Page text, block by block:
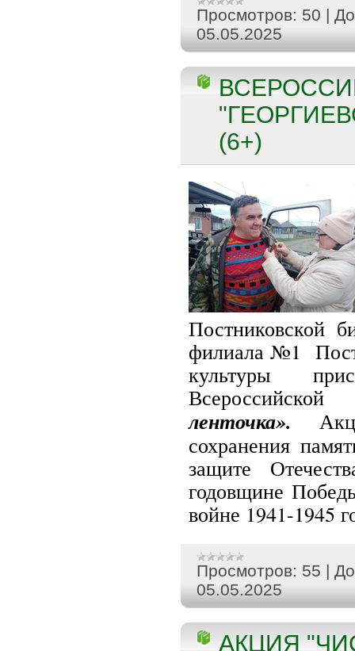
Просмотров: 50 |
05.05.2025
(6+)
Постниковской
филиала №1
культуры
ленточка».
сохранения
защите
годовщине
войне 1941-1945
Просмотров: 55 |
05.05.2025
АКЦИЯ